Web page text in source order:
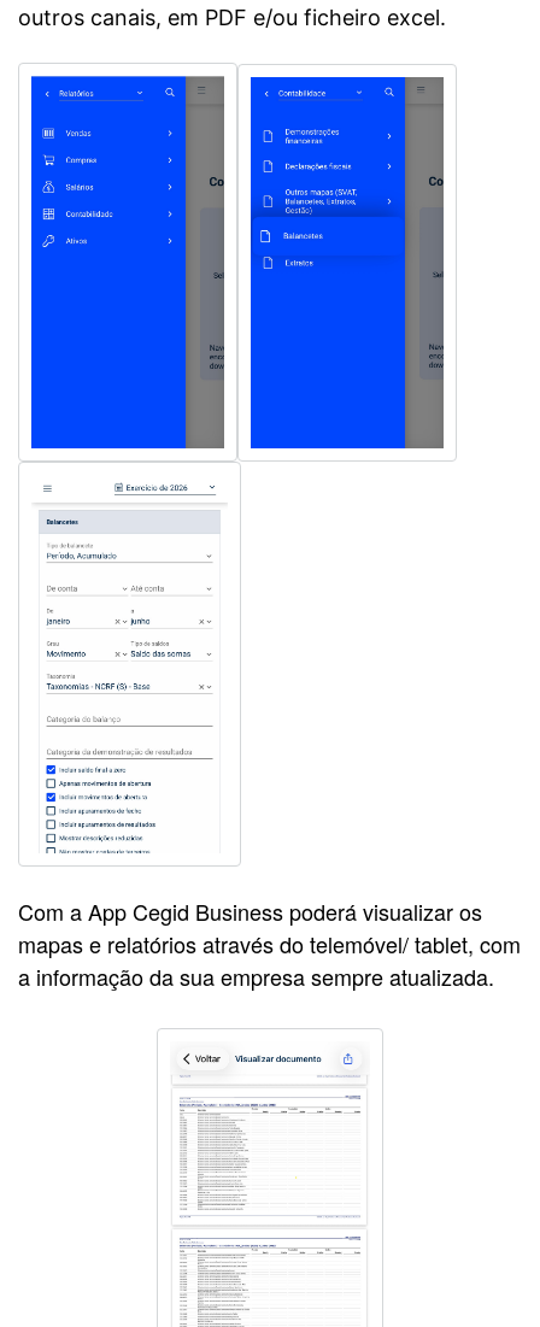
outros canais, em PDF e/ou ficheiro excel.
Com a App Cegid Business poderá visualizar os
mapas e relatórios através do telemóvel/ tablet, com
a informação da sua empresa sempre atualizada.